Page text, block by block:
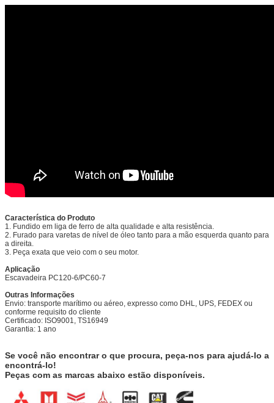
Característica do Produto
1. Fundido em liga de ferro de alta qualidade e alta resistência.
2. Furado para varetas de nível de óleo tanto para a mão esquerda quanto para
a direita.
3. Peça exata que veio com o seu motor.
Aplicação
Escavadeira PC120-6/PC60-7
Outras Informações
Envio: transporte marítimo ou aéreo, expresso como DHL, UPS, FEDEX ou
conforme requisito do cliente
Certificado: ISO9001, TS16949
Garantia: 1 ano
Se você não encontrar o que procura, peça-nos para ajudá-lo a
encontrá-lo!
Peças com as marcas abaixo estão disponíveis.